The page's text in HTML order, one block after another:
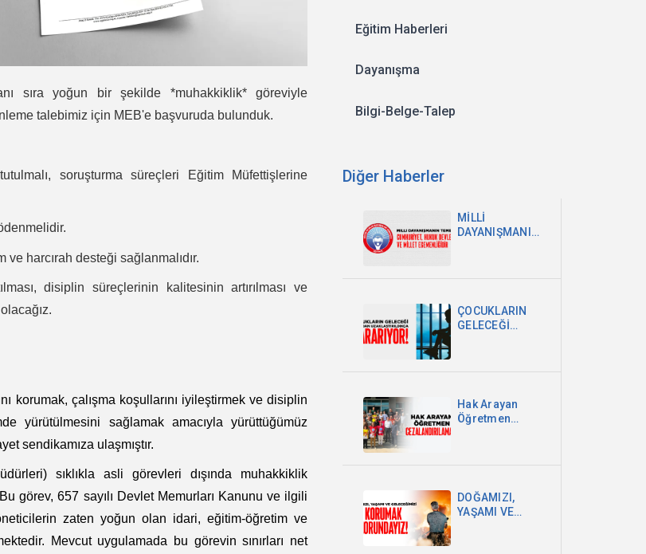
Eğitim Haberleri
Dayanışma
Bilgi-Belge-Talep
Diğer Haberler
MİLLİ
DAYANIŞMANIN
MİLLET
EGEMENLİĞİDİR
ÇOCUKLARIN
GELECEĞİ
Hak Arayan
Öğretmen
DOĞAMIZI,
YAŞAMI VE
sıra yoğun bir şekilde *muhakkiklik* göreviyle
talebimiz için MEB'e başvuruda bulunduk.
soruşturma süreçleri Eğitim Müfettişlerine
ve harcırah desteği sağlanmalıdır.
disiplin süreçlerinin kalitesinin artırılması ve
korumak, çalışma koşullarını iyileştirmek ve disiplin
yürütülmesini sağlamak amacıyla yürüttüğümüz
sendikamıza ulaşmıştır.
sıklıkla asli görevleri dışında muhakkiklik
görev, 657 sayılı Devlet Memurları Kanunu ve ilgili
zaten yoğun olan idari, eğitim-öğretim ve
Mevcut uygulamada bu görevin sınırları net